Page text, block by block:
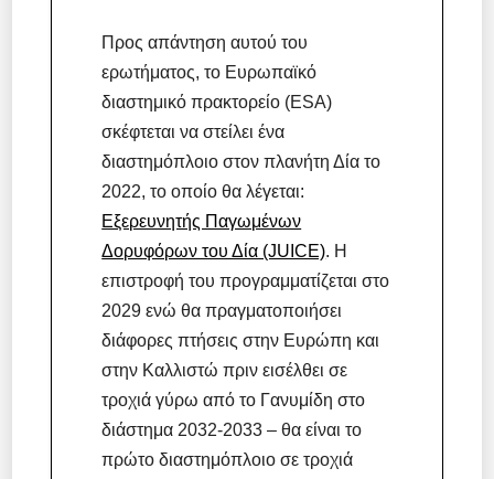
Προς απάντηση αυτού του
ερωτήματος, το Ευρωπαϊκό
διαστημικό πρακτορείο (ESA)
σκέφτεται να στείλει ένα
διαστημόπλοιο στον πλανήτη Δία το
2022, το οποίο θα λέγεται:
Εξερευνητής Παγωμένων
Δορυφόρων του Δία (JUICE). Η
επιστροφή του προγραμματίζεται στο
2029 ενώ θα πραγματοποιήσει
διάφορες πτήσεις στην Ευρώπη και
στην Καλλιστώ πριν εισέλθει σε
τροχιά γύρω από το Γανυμίδη στο
διάστημα 2032-2033 – θα είναι το
πρώτο διαστημόπλοιο σε τροχιά